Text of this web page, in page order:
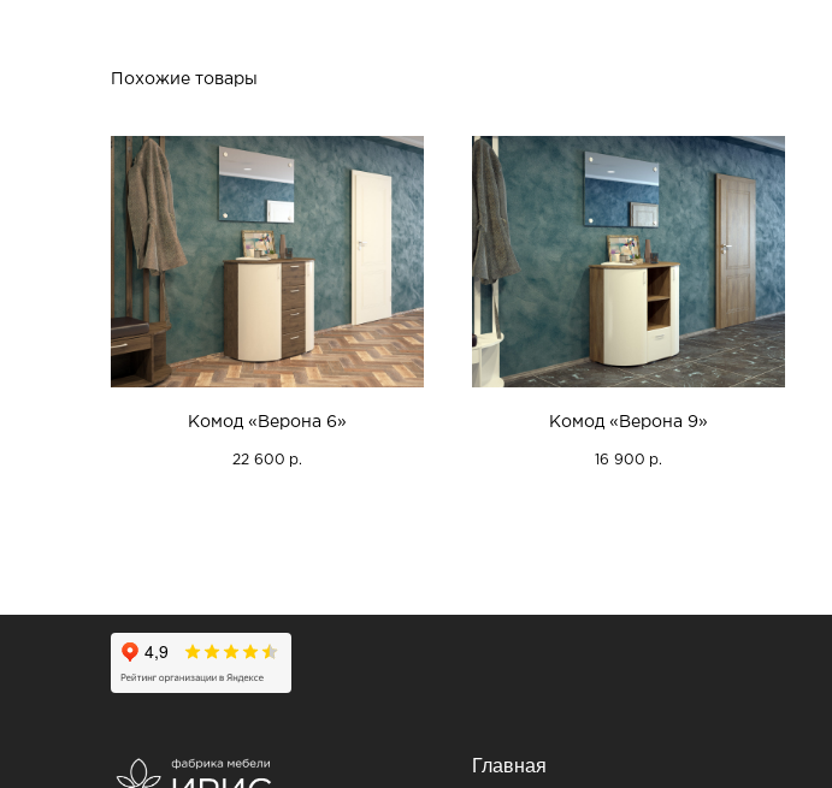
Похожие товары
Комод «Верона 6»
22 600 р.
Комод «Верона 9»
16 900 р.
Главная